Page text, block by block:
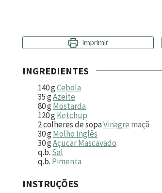
Imprimir
INGREDIENTES
140gCebola
35gAzeite
80gMostarda
120gKetchup
2colheres de sopaVinagre maçã
30gMolho Inglês
30gAçucar Mascavado
q.b. Sal
q.b. Pimenta
INSTRUÇÕES